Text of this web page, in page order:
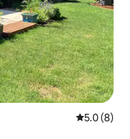
औसत रेटिंग 5
5.0 (8)